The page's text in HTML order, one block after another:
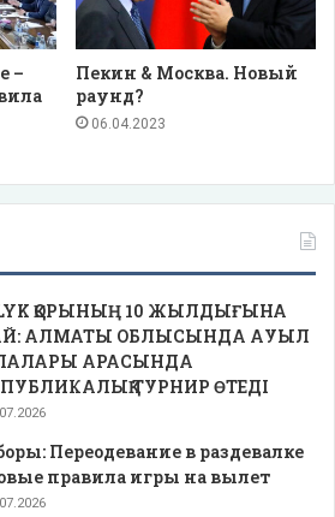
–
Пекин & Москва. Новый
раунд?
06.04.2023
ҚОРЫНЫҢ 10 ЖЫЛДЫҒЫНА
АЛМАТЫ ОБЛЫСЫНДА АУЫЛ
АРАСЫНДА
ТУРНИР ӨТЕДІ
Переодевание в раздевалке
правила игры на вылет